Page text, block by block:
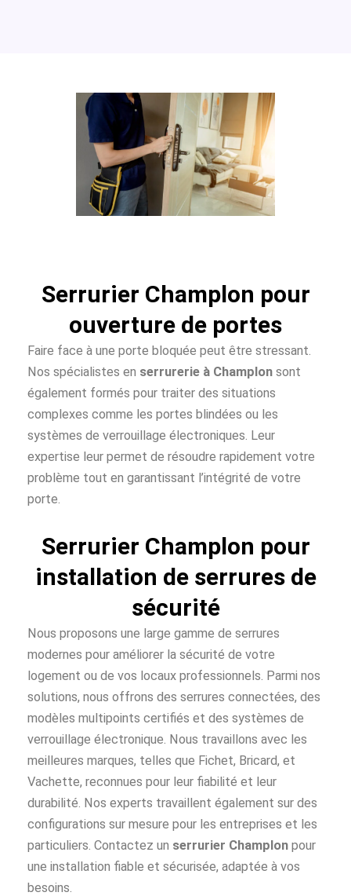
Serrurier Champlon pour
ouverture de portes
Faire face à une porte bloquée peut être stressant.
Nos spécialistes en serrurerie à Champlon sont
également formés pour traiter des situations
complexes comme les portes blindées ou les
systèmes de verrouillage électroniques. Leur
expertise leur permet de résoudre rapidement votre
problème tout en garantissant l’intégrité de votre
porte.
Serrurier Champlon pour
installation de serrures de
sécurité
Nous proposons une large gamme de serrures
modernes pour améliorer la sécurité de votre
logement ou de vos locaux professionnels. Parmi nos
solutions, nous offrons des serrures connectées, des
modèles multipoints certifiés et des systèmes de
verrouillage électronique. Nous travaillons avec les
meilleures marques, telles que Fichet, Bricard, et
Vachette, reconnues pour leur fiabilité et leur
durabilité. Nos experts travaillent également sur des
configurations sur mesure pour les entreprises et les
particuliers. Contactez un serrurier Champlon pour
une installation fiable et sécurisée, adaptée à vos
besoins.